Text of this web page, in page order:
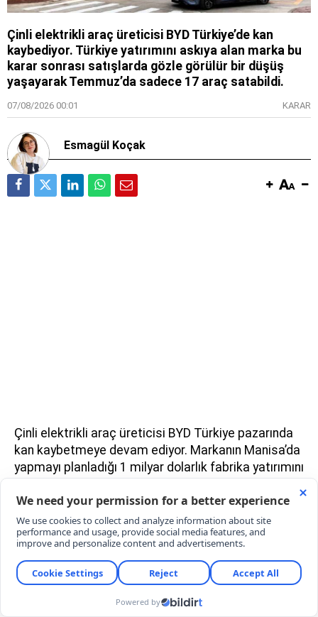
Çinli elektrikli araç üreticisi BYD Türkiye’de kan
kaybediyor. Türkiye yatırımını askıya alan marka bu
karar sonrası satışlarda gözle görülür bir düşüş
yaşayarak Temmuz’da sadece 17 araç satabildi.
07/08/2026 00:01 KARAR
Esmagül Koçak
Çinli elektrikli araç üreticisi BYD Türkiye pazarında
kan kaybetmeye devam ediyor. Markanın Manisa’da
yapmayı planladığı 1 milyar dolarlık fabrika yatırımını
açıklaması satışlara yansıdı. Öyle ki Temmuz
ayında sadece 17 adet araç satabilen marka, yılın
ilk 7 ayında 6.754 satış rakamında kalarak tam
elektrikli araç pazarındaki payını %7,23’e düşürdü.
ELEKTRİKLİ ARAÇ PAZARINDA LİDER TOGG